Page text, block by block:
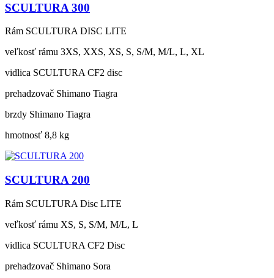
SCULTURA 300
Rám SCULTURA DISC LITE
veľkosť rámu 3XS, XXS, XS, S, S/M, M/L, L, XL
vidlica SCULTURA CF2 disc
prehadzovač Shimano Tiagra
brzdy Shimano Tiagra
hmotnosť 8,8 kg
SCULTURA 200
Rám SCULTURA Disc LITE
veľkosť rámu XS, S, S/M, M/L, L
vidlica SCULTURA CF2 Disc
prehadzovač Shimano Sora